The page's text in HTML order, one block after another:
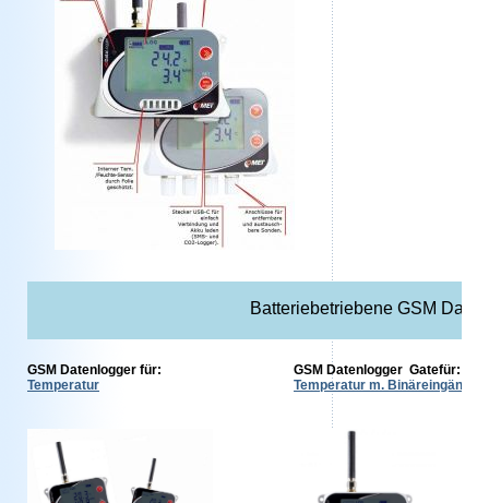
Batteriebetriebene GSM
GSM Datenlogger für:
Temperatur
GSM Datenlogger Gatefür:
Temperatur m. Binäreingängen